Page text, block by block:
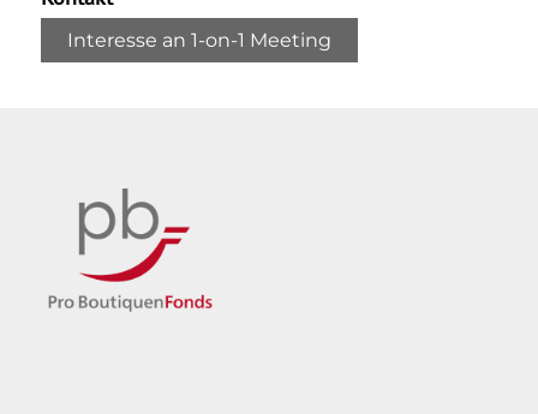
Interesse an 1-on-1 Meeting